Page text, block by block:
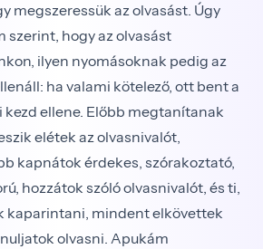
megsze­ressük az olvasást. Úgy
szerint, hogy az olvasást
ilyen nyo­másoknak pedig az
ha vala­mi kötelező, ott bent a
ellene. Előbb megtanítanak
elétek az olvasnivalót,
kapnátok érdekes, szórakoztató,
hozzátok szóló ol­vasnivalót, és ti,
kaparintani, min­dent elkövettek
olvasni. Apukám